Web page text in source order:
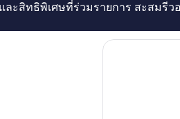
ละสิทธิพิเศษที่ร่วมรายการ สะสมรีว